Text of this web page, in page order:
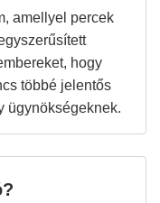
amellyel percek
hogy
többé jelentős
ügynökségeknek.